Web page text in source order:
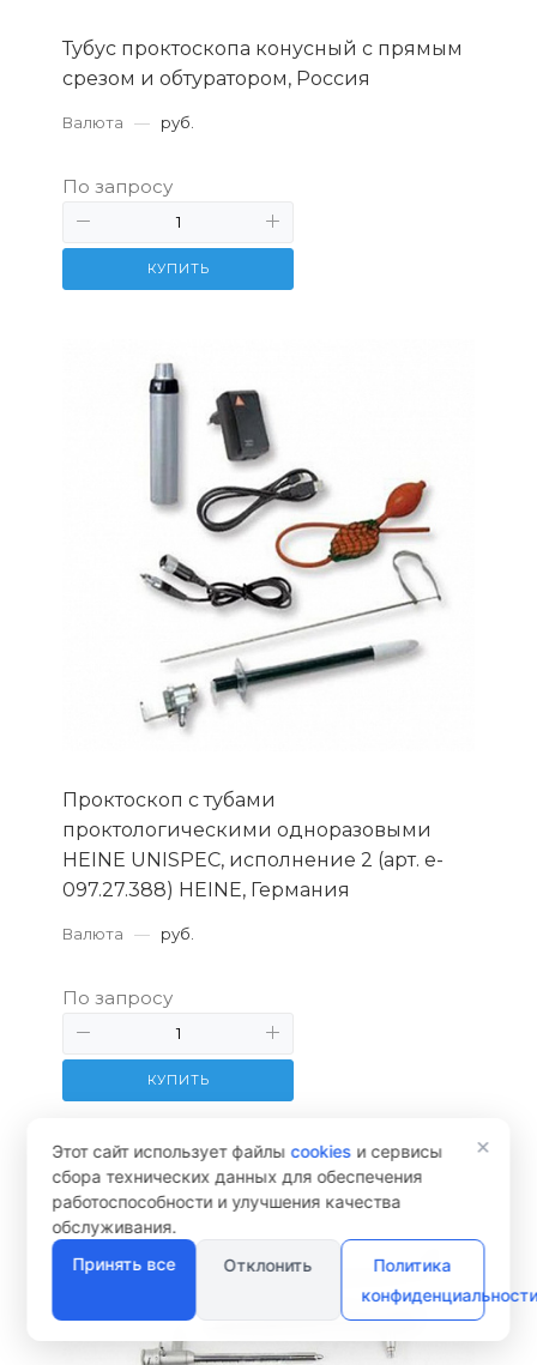
Тубус проктоскопа конусный с прямым
срезом и обтуратором, Россия
Валюта — руб.
По запросу
КУПИТЬ
Проктоскоп с тубами
проктологическими одноразовыми
HEINE UNISPEC, исполнение 2 (арт. e-
097.27.388) HEINE, Германия
Валюта — руб.
По запросу
КУПИТЬ
Этот сайт использует файлыcookies и сервисы
сбора технических данных для обеспечения
работоспособности и улучшения качества
обслуживания.
Принять все
Отклонить
Политика
конфиденциальности
×